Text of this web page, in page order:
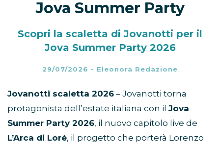
Jova Summer Party
Scopri la scaletta di Jovanotti per il
Jova Summer Party 2026
29/07/2026 - Eleonora Redazione
Jovanotti scaletta 2026 – Jovanotti torna
protagonista dell’estate italiana con il Jova
Summer Party 2026, il nuovo capitolo live de
L’Arca di Loré, il progetto che porterà Lorenzo